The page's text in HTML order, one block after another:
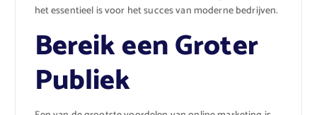
het essentieel is voor het succes van moderne bedrijven.
Bereik een Groter
Publiek